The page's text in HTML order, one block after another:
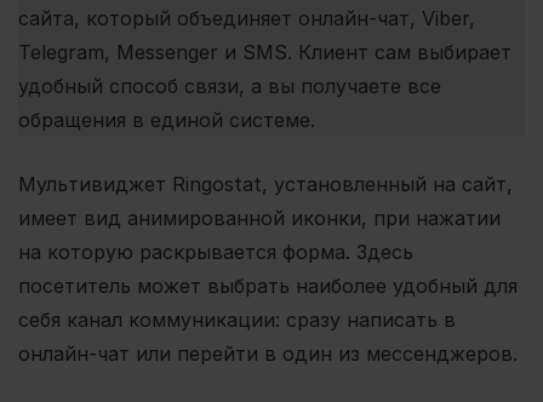
сайта, который объединяет онлайн-чат, Viber,
Telegram, Messenger и SMS. Клиент сам выбирает
удобный способ связи, а вы получаете все
обращения в единой системе.
Мультивиджет Ringostat, установленный на сайт,
имеет вид анимированной иконки, при нажатии
на которую раскрывается форма. Здесь
посетитель может выбрать наиболее удобный для
себя канал коммуникации: сразу написать в
онлайн-чат или перейти в один из мессенджеров.